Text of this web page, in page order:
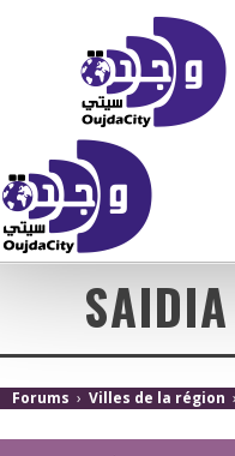
Forums › Villes de la région ›